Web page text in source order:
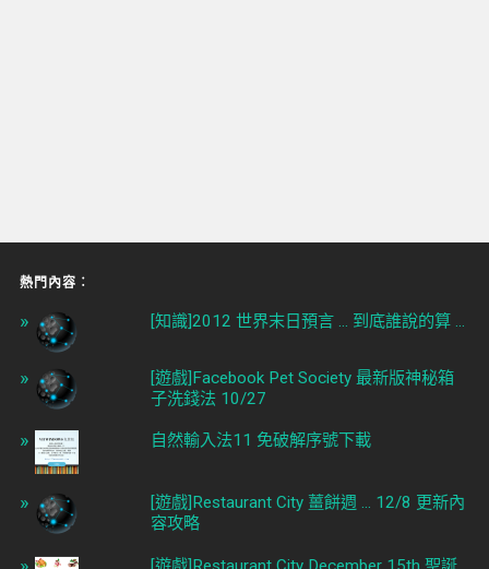
熱門內容︰
[知識]2012 世界末日預言 ... 到底誰說的算 ...
[遊戲]Facebook Pet Society 最新版神秘箱
子洗錢法 10/27
自然輸入法11 免破解序號下載
[遊戲]Restaurant City 薑餅週 ... 12/8 更新內
容攻略